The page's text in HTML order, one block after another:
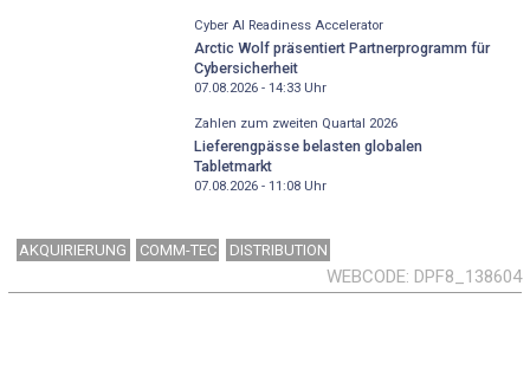
Cyber AI Readiness Accelerator
Arctic Wolf präsentiert Partnerprogramm für
Cybersicherheit
07.08.2026 - 14:33Uhr
Zahlen zum zweiten Quartal 2026
Lieferengpässe belasten globalen
Tabletmarkt
07.08.2026 - 11:08Uhr
AKQUIRIERUNG COMM-TEC DISTRIBUTION
WEBCODE DPF8_138604